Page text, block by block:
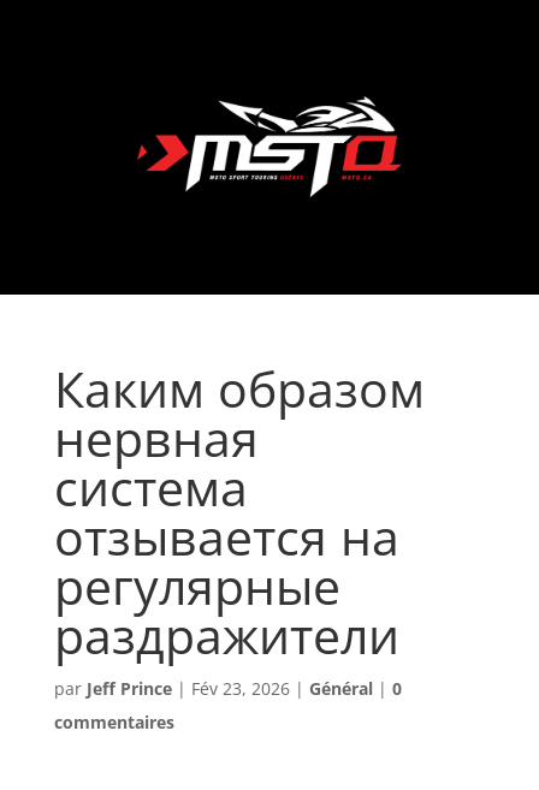
Каким образом
нервная
система
отзывается на
регулярные
раздражители
par Jeff Prince| Fév 23, 2026| Général| 0
commentaires